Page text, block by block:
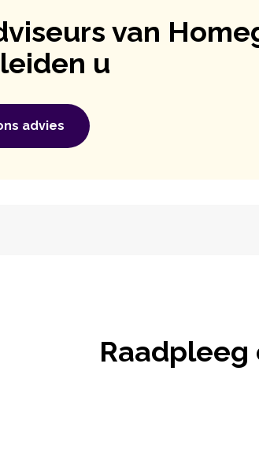
van
u
​​advies